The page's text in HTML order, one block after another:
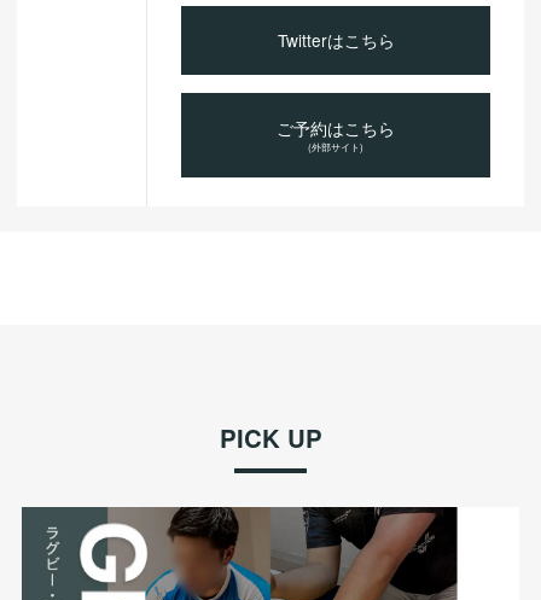
Twitterはこちら
ご予約はこちら
(外部サイト)
PICK UP